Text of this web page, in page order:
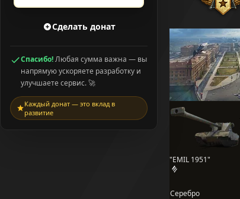
Сделать донат
Спасибо!Любая сумма важна — вы
напрямую ускоряете разработку и
улучшаете сервис. 🚀
Каждый донат — это вклад в
развитие
"EMIL 1951"
Серебро